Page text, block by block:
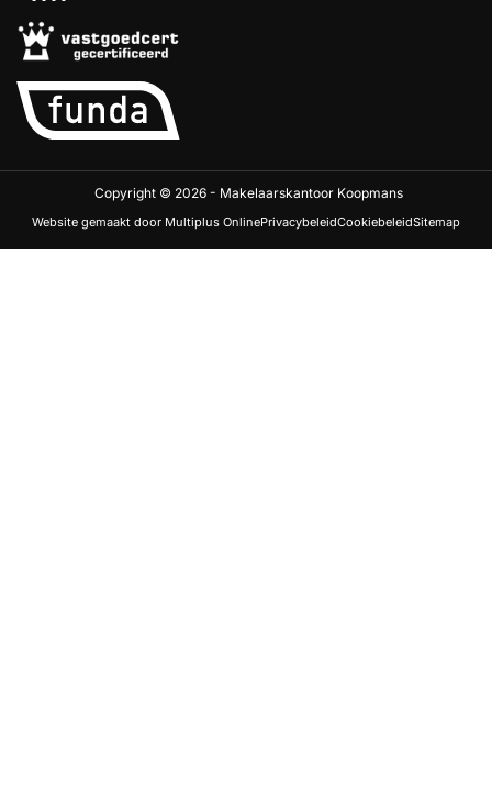
Copyright © 2026 - Makelaarskantoor Koopmans
Website gemaakt door Multiplus OnlinePrivacybeleidCookiebeleidSitemap